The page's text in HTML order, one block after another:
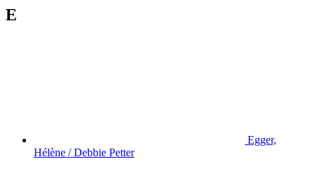
E
Egger,
Hélène / Debbie Petter